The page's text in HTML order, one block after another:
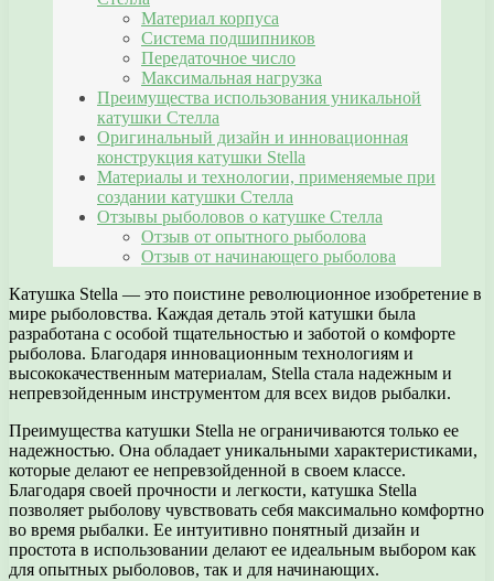
Материал корпуса
Система подшипников
Передаточное число
Максимальная нагрузка
Преимущества использования уникальной
катушки Стелла
Оригинальный дизайн и инновационная
конструкция катушки Stella
Материалы и технологии, применяемые при
создании катушки Стелла
Отзывы рыболовов о катушке Стелла
Отзыв от опытного рыболова
Отзыв от начинающего рыболова
Катушка Stella — это поистине революционное изобретение в
мире рыболовства. Каждая деталь этой катушки была
разработана с особой тщательностью и заботой о комфорте
рыболова. Благодаря инновационным технологиям и
высококачественным материалам, Stella стала надежным и
непревзойденным инструментом для всех видов рыбалки.
Преимущества катушки Stella не ограничиваются только ее
надежностью. Она обладает уникальными характеристиками,
которые делают ее непревзойденной в своем классе.
Благодаря своей прочности и легкости, катушка Stella
позволяет рыболову чувствовать себя максимально комфортно
во время рыбалки. Ее интуитивно понятный дизайн и
простота в использовании делают ее идеальным выбором как
для опытных рыболовов, так и для начинающих.